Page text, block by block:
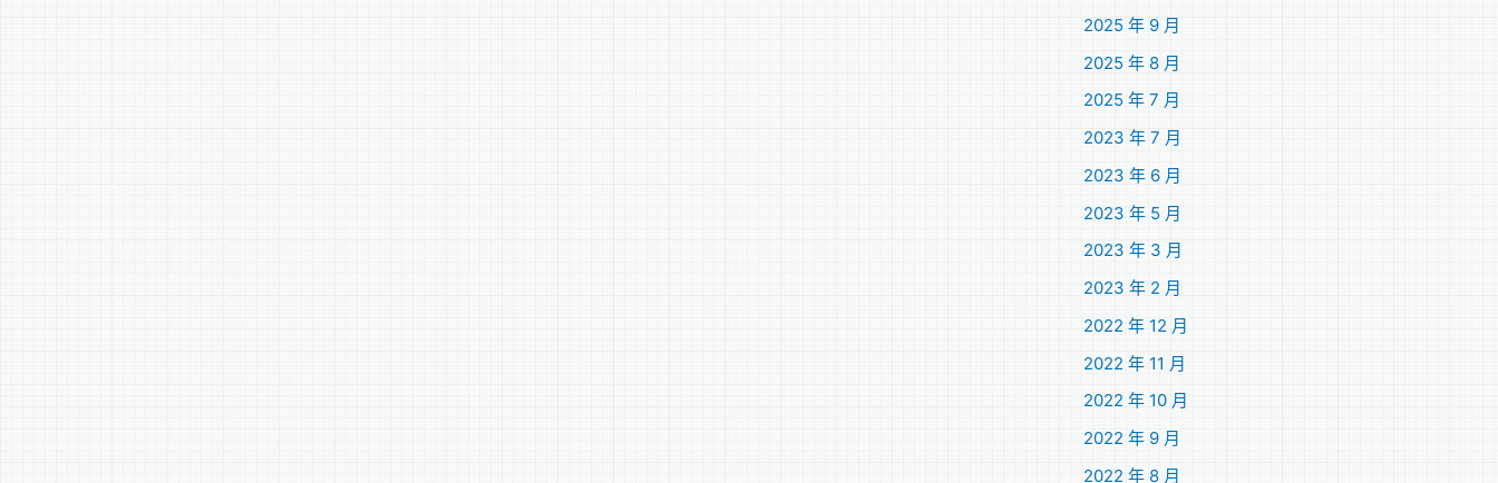
2025 年 9 月
2025 年 8 月
2025 年 7 月
2023 年 7 月
2023 年 6 月
2023 年 5 月
2023 年 3 月
2023 年 2 月
2022 年 12 月
2022 年 11 月
2022 年 10 月
2022 年 9 月
2022 年 8 月